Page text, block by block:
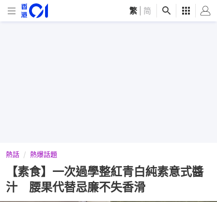
繁 简
熱話 熱爆話題
【素食】一次過學整紅青白純素意式醬
汁 腰果代替忌廉不失香滑